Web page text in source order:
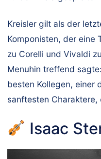
Kreisler gilt als der
Komponisten, der eine
zu Corelli und Vivaldi
Menuhin treffend
besten Kollegen, einer
sanftesten Charaktere,
Isaac